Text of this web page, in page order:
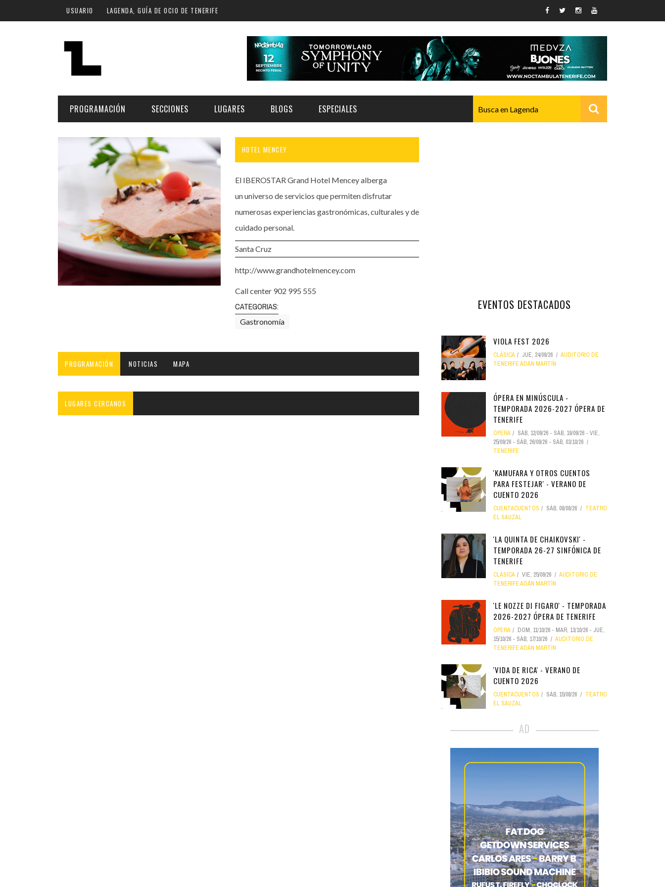
Pasar al contenido principal
USUARIO LAGENDA, GUÍA DE OCIO DE TENERIFE
PROGRAMACIÓN
FECHA
Plan Finde
LUGAR
Norte
Santa Cruz | La Laguna
Islas
Cultura
SECCIONES
MÚSICA
ESCÉNICAS
CULTURA
GASTRONOMÍA
INFANTIL
LUGARES
ARTE | MUSEOS
ESPACIOS CULTURALES
NOCHE
LOCALES CON ACTUACIONES
COMERCIO
GASTRO
FORMATIVO
BLOGS ESPECIALES
TENERIFE PHE FESTIVAL 2026
XXVII VERANO DE CUENTO
HOTEL MENCEY
El IBEROSTAR Grand Hotel Mencey alberga
un universo de servicios que permiten disfrutar
numerosas experiencias gastronómicas, culturales y de
cuidado personal.
Santa Cruz
http://www.grandhotelmencey.com
Call center 902 995 555
CATEGORIAS:
Gastronomía
PROGRAMACIÓN NOTICIAS MAPA
LUGARES CERCANOS
EVENTOS DESTACADOS
VIOLA FEST 2026
CLÁSICA JUE, 24/09/26
AUDITORIO DE
TENERIFE ADÁN MARTÍN
ÓPERA EN MINÚSCULA -
TEMPORADA 2026-2027 ÓPERA DE
TENERIFE
ÓPERA SÁB, 12/09/26 - SÁB, 19/09/26 - VIE,
25/09/26 - SÁB, 26/09/26 - SÁB, 03/10/26
TENERIFE
'KAMUFARA Y OTROS CUENTOS
PARA FESTEJAR' - VERANO DE
CUENTO 2026
CUENTACUENTOS SÁB, 08/08/26
TEATRO
EL SAUZAL
'LA QUINTA DE CHAIKOVSKI' -
TEMPORADA 26-27 SINFÓNICA DE
TENERIFE
CLÁSICA VIE, 25/09/26
AUDITORIO DE
TENERIFE ADÁN MARTÍN
'LE NOZZE DI FIGARO' - TEMPORADA
2026-2027 ÓPERA DE TENERIFE
ÓPERA DOM, 11/10/26 - MAR, 13/10/26 - JUE,
15/10/26 - SÁB, 17/10/26
AUDITORIO DE
TENERIFE ADÁN MARTÍN
'VIDA DE RICA' - VERANO DE
CUENTO 2026
CUENTACUENTOS SÁB, 15/08/26
TEATRO
EL SAUZAL
AD